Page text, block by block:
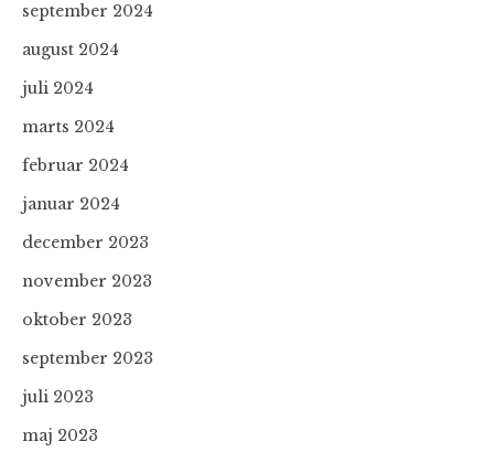
september 2024
august 2024
juli 2024
marts 2024
februar 2024
januar 2024
december 2023
november 2023
oktober 2023
september 2023
juli 2023
maj 2023